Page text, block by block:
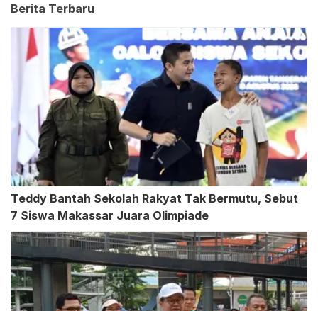
Berita Terbaru
Teddy Bantah Sekolah Rakyat Tak Bermutu, Sebut
7 Siswa Makassar Juara Olimpiade